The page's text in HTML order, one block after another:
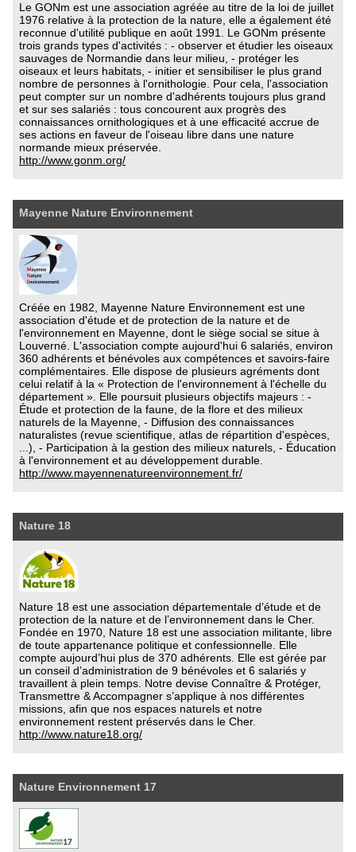
Le GONm est une association agréée au titre de la loi de juillet
1976 relative à la protection de la nature, elle a également été
reconnue d'utilité publique en août 1991. Le GONm présente
trois grands types d'activités : - observer et étudier les oiseaux
sauvages de Normandie dans leur milieu, - protéger les
oiseaux et leurs habitats, - initier et sensibiliser le plus grand
nombre de personnes à l'ornithologie. Pour cela, l'association
peut compter sur un nombre d'adhérents toujours plus grand
et sur ses salariés : tous concourent aux progrès des
connaissances ornithologiques et à une efficacité accrue de
ses actions en faveur de l'oiseau libre dans une nature
normande mieux préservée.
http://www.gonm.org/
Mayenne Nature Environnement
Créée en 1982, Mayenne Nature Environnement est une
association d'étude et de protection de la nature et de
l'environnement en Mayenne, dont le siège social se situe à
Louverné. L'association compte aujourd'hui 6 salariés, environ
360 adhérents et bénévoles aux compétences et savoirs-faire
complémentaires. Elle dispose de plusieurs agréments dont
celui relatif à la « Protection de l'environnement à l'échelle du
département ». Elle poursuit plusieurs objectifs majeurs : -
Étude et protection de la faune, de la flore et des milieux
naturels de la Mayenne, - Diffusion des connaissances
naturalistes (revue scientifique, atlas de répartition d'espèces,
...), - Participation à la gestion des milieux naturels, - Éducation
à l'environnement et au développement durable.
http://www.mayennenatureenvironnement.fr/
Nature 18
Nature 18 est une association départementale d’étude et de
protection de la nature et de l’environnement dans le Cher.
Fondée en 1970, Nature 18 est une association militante, libre
de toute appartenance politique et confessionnelle. Elle
compte aujourd’hui plus de 370 adhérents. Elle est gérée par
un conseil d’administration de 9 bénévoles et 6 salariés y
travaillent à plein temps. Notre devise Connaître & Protéger,
Transmettre & Accompagner s’applique à nos différentes
missions, afin que nos espaces naturels et notre
environnement restent préservés dans le Cher.
http://www.nature18.org/
Nature Environnement 17